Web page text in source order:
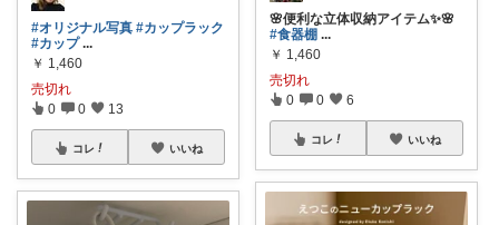
#オリジナル写真 #カップラック
#カップ ...
￥ 1,460
売切れ
0 0 13
コレ いいね
🌸便利な立体収納アイテム✨🌸
#食器棚 ...
￥ 1,460
売切れ
0 0 6
コレ いいね